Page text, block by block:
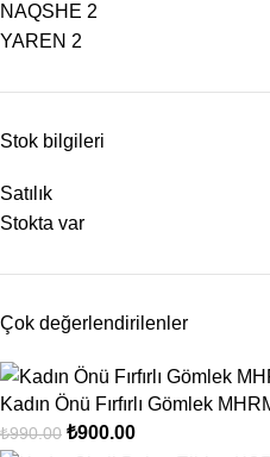
NAQSHE 2
YAREN 2
Stok bilgileri
Satılık
Stokta var
Çok değerlendirilenler
Kadın Önü Fırfırlı Gömlek
₺990.00 ₺900.00